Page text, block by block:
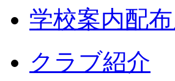
学校案内配
クラブ紹介